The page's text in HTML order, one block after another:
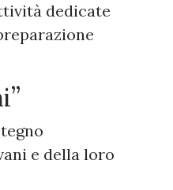
dedicate
e della loro